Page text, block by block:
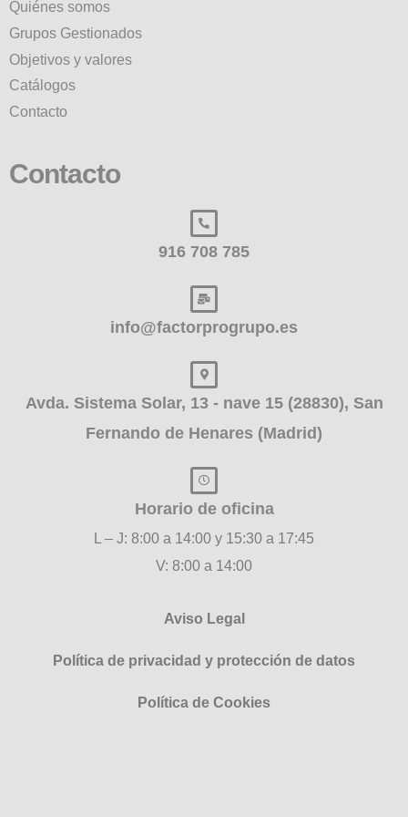
Quiénes somos
Grupos Gestionados
Objetivos y valores
Catálogos
Contacto
Contacto
916 708 785
info@factorprogrupo.es
Avda. Sistema Solar, 13 - nave 15 (28830), San
Fernando de Henares (Madrid)
Horario de oficina
L – J: 8:00 a 14:00 y 15:30 a 17:45
V: 8:00 a 14:00
Aviso Legal
Política de privacidad y protección de datos
Política de Cookies